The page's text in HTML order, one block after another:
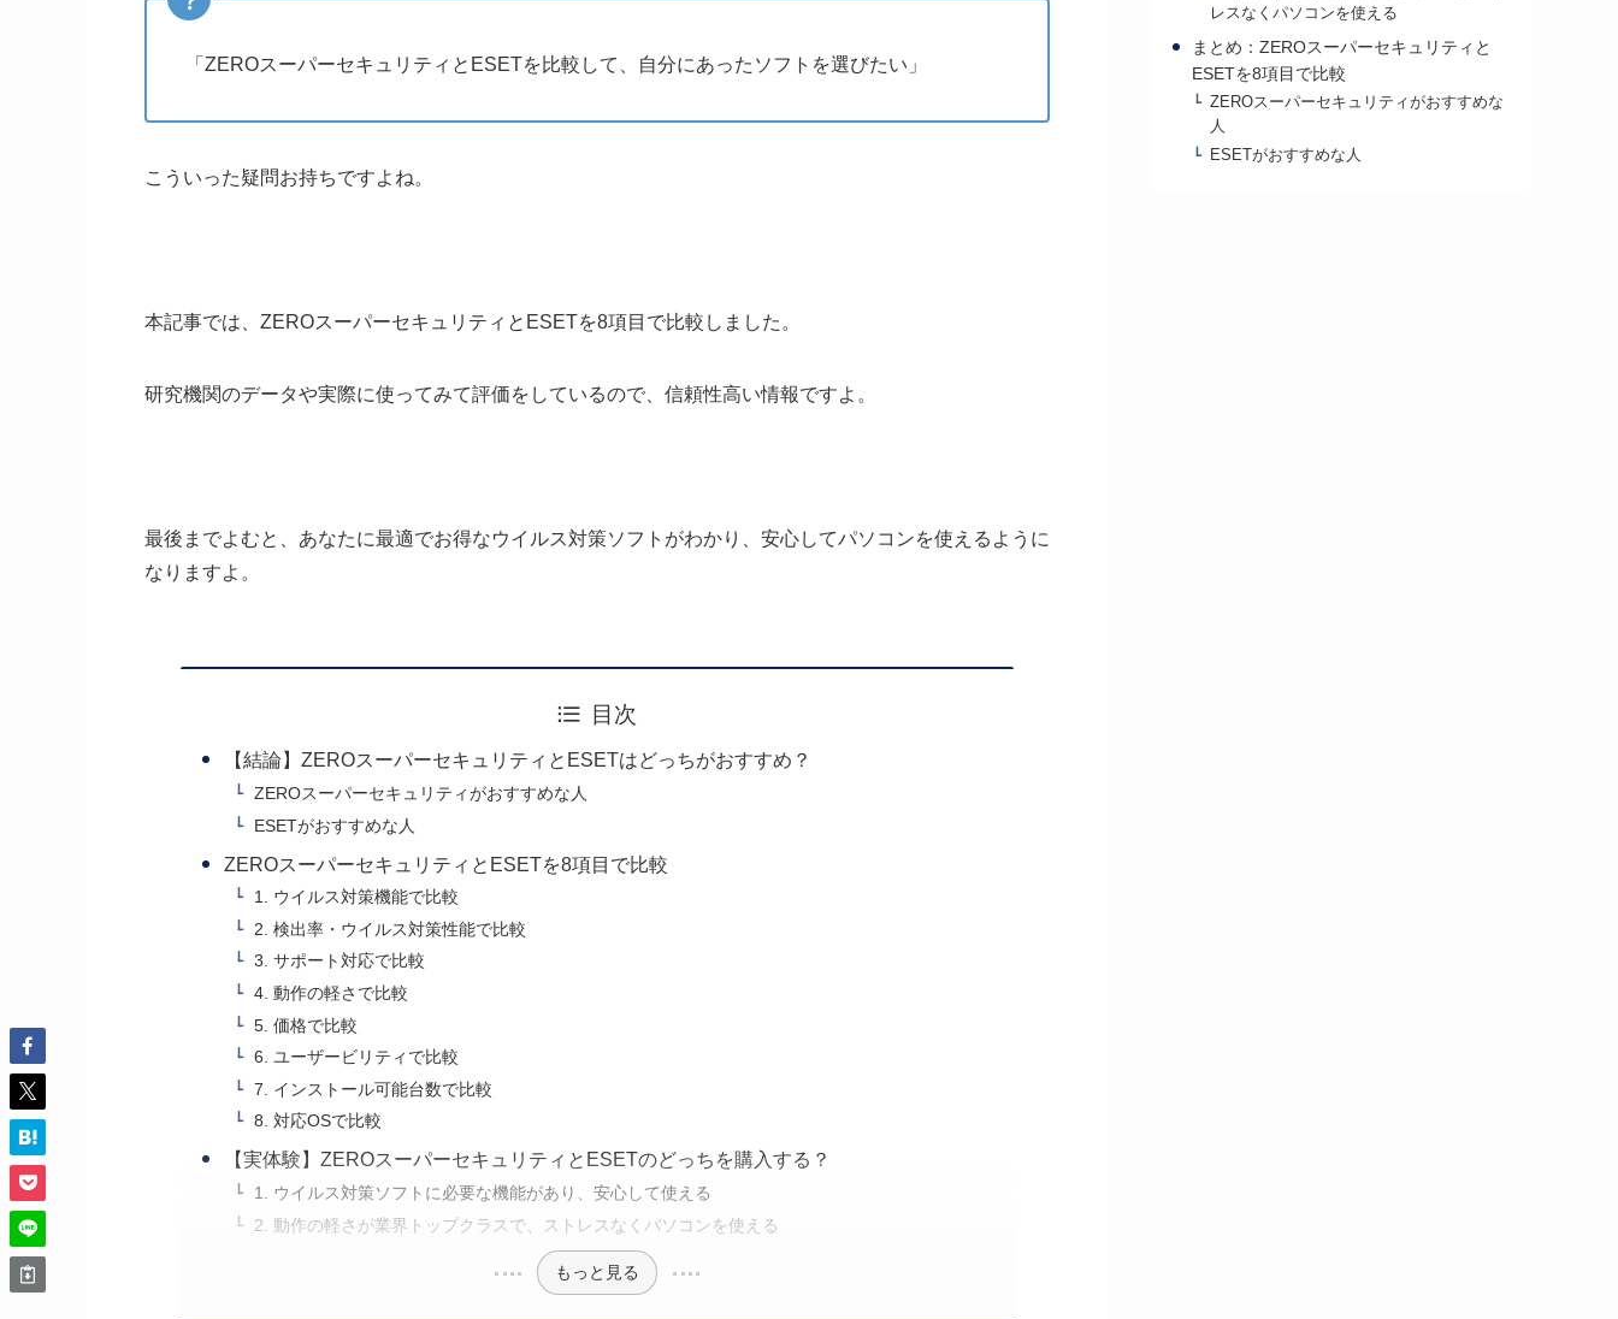
「ZEROスーパーセキュリティとESETを比較して、自分にあったソフトを選びたい」
こういった疑問お持ちですよね。
本記事では、ZEROスーパーセキュリティとESETを8項目で比較しました。
研究機関のデータや実際に使ってみて評価をしているので、信頼性高い情報ですよ。
最後までよむと、あなたに最適でお得なウイルス対策ソフトがわかり、 安心してパソコンを使えるように
なりますよ。
目次
【結論】ZEROスーパーセキュリティとESETはどっちがおすすめ？
ZEROスーパーセキュリティがおすすめな人
ESETがおすすめな人
ZEROスーパーセキュリティとESETを8項目で比較
1. ウイルス対策機能で比較
2. 検出率・ウイルス対策性能で比較
3. サポート対応で比較
4. 動作の軽さで比較
5. 価格で比較
6. ユーザービリティで比較
7. インストール可能台数で比較
8. 対応OSで比較
【実体験】ZEROスーパーセキュリティとESETのどっちを購入する？
1. ウイルス対策ソフトに必要な機能があり、安心して使える
2. 動作の軽さが業界トップクラスで、ストレスなくパソコンを使える
もっと見る
レスなくパソコンを使える
まとめ：ZEROスーパーセキュリティと
ESETを8項目で比較
ZEROスーパーセキュリティがおすすめな
人
ESETがおすすめな人